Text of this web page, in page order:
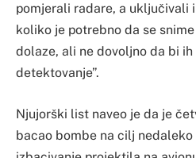
pomjerali radare, a uključivali
koliko je potrebno da se
dolaze, ali ne dovoljno da bi
detektovanje”.
Njujorški list naveo je da je
bacao bombe na cilj